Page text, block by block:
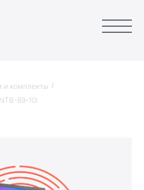
и комплекты /
89-10i